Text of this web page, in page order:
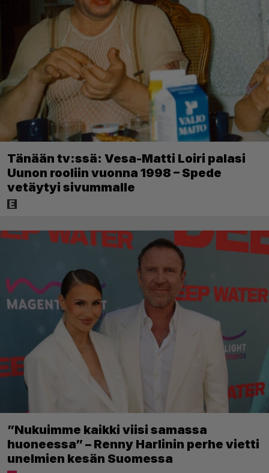
Tänään tv:ssä: Vesa-Matti Loiri palasi
Uunon rooliin vuonna 1998 – Spede
vetäytyi sivummalle
”Nukuimme kaikki viisi samassa
huoneessa” – Renny Harlinin perhe vietti
unelmien kesän Suomessa